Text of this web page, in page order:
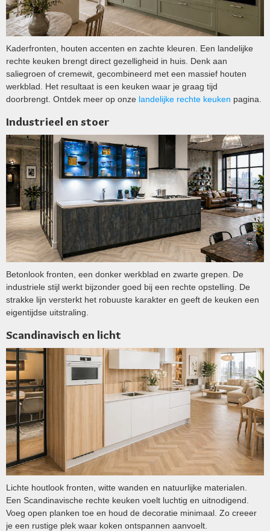
Kaderfronten, houten accenten en zachte kleuren. Een landelijke
rechte keuken brengt direct gezelligheid in huis. Denk aan
saliegroen of cremewit, gecombineerd met een massief houten
werkblad. Het resultaat is een keuken waar je graag tijd
doorbrengt. Ontdek meer op onze landelijke rechte keuken pagina.
Industrieel en stoer
Betonlook fronten, een donker werkblad en zwarte grepen. De
industriele stijl werkt bijzonder goed bij een rechte opstelling. De
strakke lijn versterkt het robuuste karakter en geeft de keuken een
eigentijdse uitstraling.
Scandinavisch en licht
Lichte houtlook fronten, witte wanden en natuurlijke materialen.
Een Scandinavische rechte keuken voelt luchtig en uitnodigend.
Voeg open planken toe en houd de decoratie minimaal. Zo creeer
je een rustige plek waar koken ontspannen aanvoelt.